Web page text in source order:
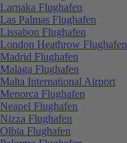
Larnaka Flughafen
Las Palmas Flughafen
Lissabon Flughafen
London Heathrow Flughafen
Madrid Flughafen
Malaga Flughafen
Malta International Airport
Menorca Flughafen
Neapel Flughafen
Nizza Flughafen
Olbia Flughafen